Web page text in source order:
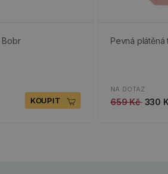
Bobr
KOUPIT
Pevná plátěná
NA DOTAZ
659 Kč 330